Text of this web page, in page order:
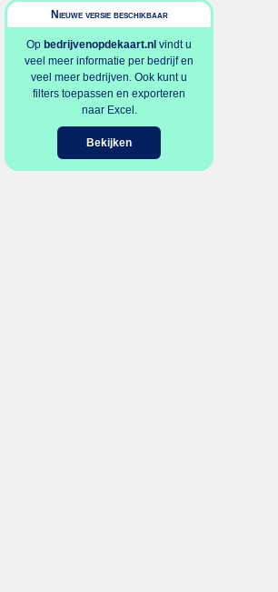
Nieuwe versie beschikbaar
Op bedrijvenopdekaart.nl vindt u
veel meer informatie per bedrijf en
veel meer bedrijven. Ook kunt u
filters toepassen en exporteren
naar Excel.
Bekijken